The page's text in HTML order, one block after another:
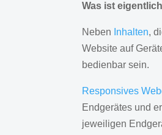
Was ist
Neben Inhalten,
Website auf
bedienbar sein.
Responsives
Endgerätes und
jeweiligen